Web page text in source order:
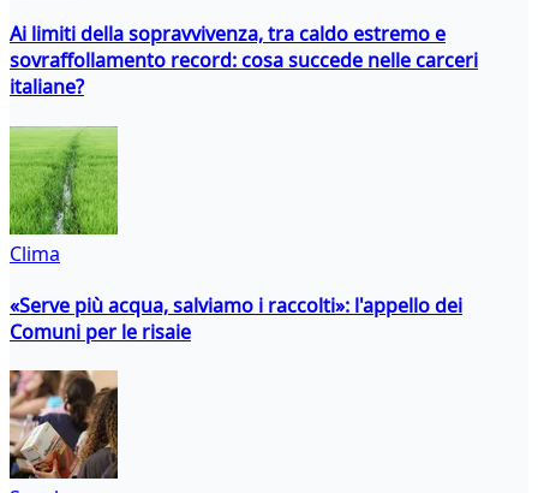
Ai limiti della sopravvivenza, tra caldo estremo e
sovraffollamento record: cosa succede nelle carceri
italiane?
Clima
«Serve più acqua, salviamo i raccolti»: l'appello dei
Comuni per le risaie